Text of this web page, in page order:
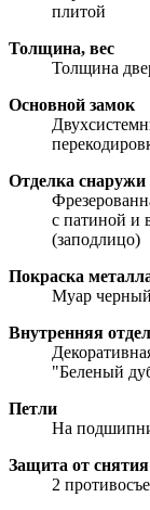
плитой
Толщина, вес
Толщина
Основной замок
Отделка снаружи
с патиной и
(заподлицо)
Покраска
Муар черный
Внутренняя
"Беленый
Петли
На
Защита от
2